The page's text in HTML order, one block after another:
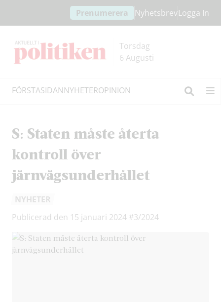
innehållet
headern
Prenumerera NyhetsbrevLogga In
Torsdag
6 Augusti
FÖRSTASIDANNYHETEROPINION
S: Staten måste återta
kontroll över
järnvägsunderhållet
NYHETER
Publicerad den 15 januari 2024 #3/2024